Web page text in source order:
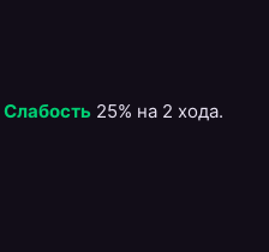
Слабость 25% на 2 хода.